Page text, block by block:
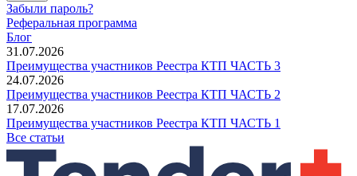
Забыли пароль?
Реферальная программа
Блог
31.07.2026
Преимущества участников Реестра КТП ЧАСТЬ 3
24.07.2026
Преимущества участников Реестра КТП ЧАСТЬ 2
17.07.2026
Преимущества участников Реестра КТП ЧАСТЬ 1
Все статьи